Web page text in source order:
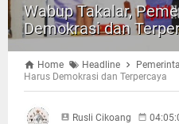
Wabup Takalar,
Demokrasi dan
Home Headline
Harus Demokrasi dan Terpercaya
Rusli Cikoang